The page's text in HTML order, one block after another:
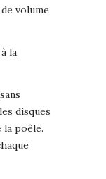
volume
la
disques
poêle.